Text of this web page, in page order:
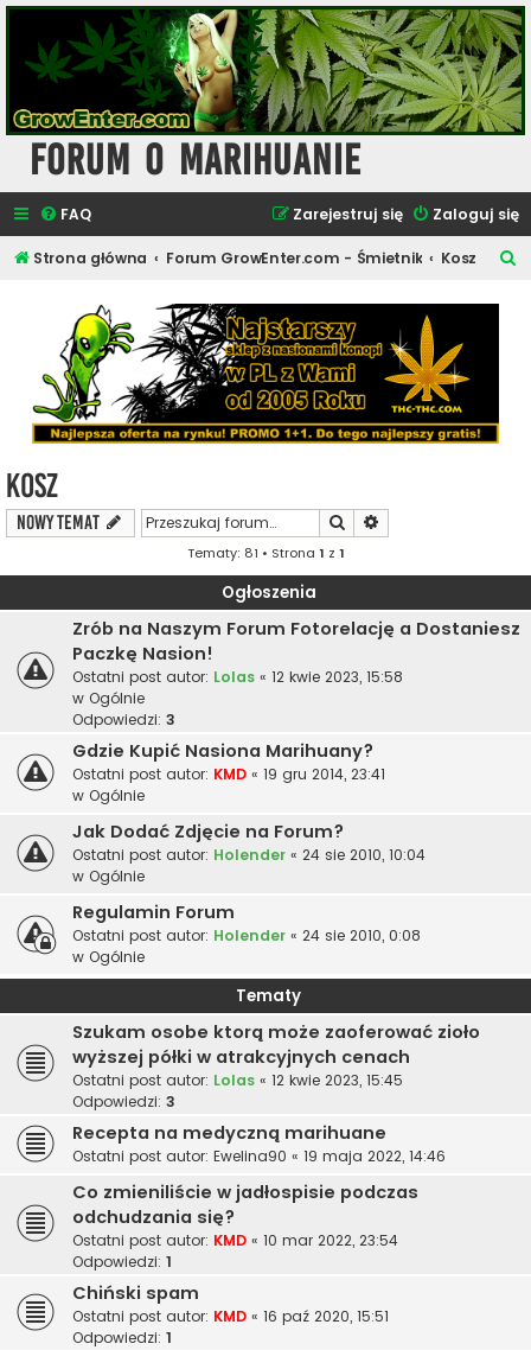
Forum o Marihuanie
FAQ Zaloguj się
Zarejestruj się
Strona główna Forum GrowEnter.com - Śmietnik Kosz
Kosz
NOWY TEMAT Szukaj
Tematy: 81 • Strona 1 z 1
Ogłoszenia
Zrób na Naszym Forum Fotorelację a Dostaniesz
Paczkę Nasion!
Ostatni post autor: Lolas « 12 kwie 2023, 15:58
w Ogólnie
Odpowiedzi: 3
Gdzie Kupić Nasiona Marihuany?
Ostatni post autor: KMD « 19 gru 2014, 23:41
w Ogólnie
Jak Dodać Zdjęcie na Forum?
Ostatni post autor: Holender « 24 sie 2010, 10:04
w Ogólnie
Regulamin Forum
Ostatni post autor: Holender « 24 sie 2010, 0:08
w Ogólnie
Tematy
Szukam osobe ktorą może zaoferować zioło
wyższej półki w atrakcyjnych cenach
Ostatni post autor: Lolas « 12 kwie 2023, 15:45
Odpowiedzi: 3
Recepta na medyczną marihuane
Ostatni post autor: Ewelina90 « 19 maja 2022, 14:46
Co zmieniliście w jadłospisie podczas
odchudzania się?
Ostatni post autor: KMD « 10 mar 2022, 23:54
Odpowiedzi: 1
Chiński spam
Ostatni post autor: KMD « 16 paź 2020, 15:51
Odpowiedzi: 1